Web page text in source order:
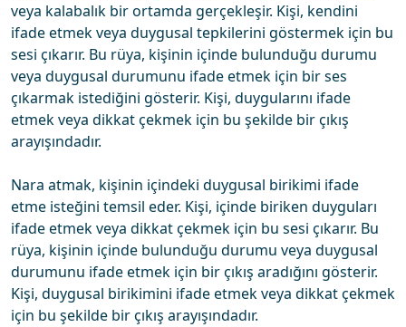
veya kalabalık bir ortamda gerçekleşir. Kişi, kendini
ifade etmek veya duygusal tepkilerini göstermek için bu
sesi çıkarır. Bu rüya, kişinin içinde bulunduğu durumu
veya duygusal durumunu ifade etmek için bir ses
çıkarmak istediğini gösterir. Kişi, duygularını ifade
etmek veya dikkat çekmek için bu şekilde bir çıkış
arayışındadır.
Nara atmak, kişinin içindeki duygusal birikimi ifade
etme isteğini temsil eder. Kişi, içinde biriken duyguları
ifade etmek veya dikkat çekmek için bu sesi çıkarır. Bu
rüya, kişinin içinde bulunduğu durumu veya duygusal
durumunu ifade etmek için bir çıkış aradığını gösterir.
Kişi, duygusal birikimini ifade etmek veya dikkat çekmek
için bu şekilde bir çıkış arayışındadır.